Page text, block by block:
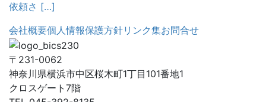
依頼さ […]
会社概要個人情報保護方針リンク集お問合せ
〒231-0062
神奈川県横浜市中区桜木町1丁目101番地1
クロスゲート7階